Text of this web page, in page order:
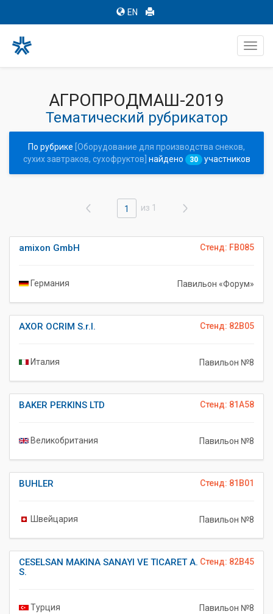
EN
АГРОПРОДМАШ-2019
Тематический рубрикатор
По рубрике [Оборудование для производства снеков,
сухих завтраков, сухофруктов] найдено 30 участников
1 из 1
Стенд: FB085
amixon GmbH
Германия Павильон «Форум»
Стенд: 82B05
AXOR OCRIM S.r.l.
Италия Павильон №8
Стенд: 81A58
BAKER PERKINS LTD
Великобритания Павильон №8
Стенд: 81B01
BUHLER
Швейцария Павильон №8
Стенд: 82B45
CESELSAN MAKINA SANAYI VE TICARET A.
S.
Турция Павильон №8